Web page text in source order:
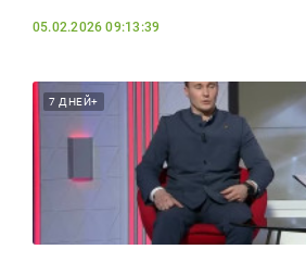
05.02.2026 09:13:39
7 ДНЕЙ+